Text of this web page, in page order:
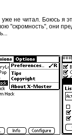
не читал. Боюсь я
"скромность", они